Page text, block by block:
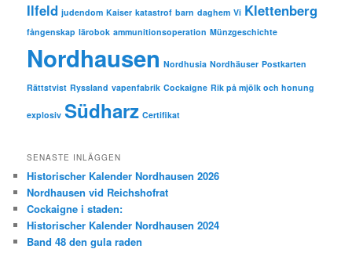
Ilfeld judendom Kaiser katastrof barn daghem Vi Klettenberg
fångenskap lärobok ammunitionsoperation Münzgeschichte
Nordhausen Nordhusia Nordhäuser Postkarten
Rättstvist Ryssland vapenfabrik Cockaigne Rik på mjölk och honung
explosiv Südharz Certifikat
SENASTE INLÄGGEN
Historischer Kalender Nordhausen 2026
Nordhausen vid Reichshofrat
Cockaigne i staden:
Historischer Kalender Nordhausen 2024
Band 48 den gula raden